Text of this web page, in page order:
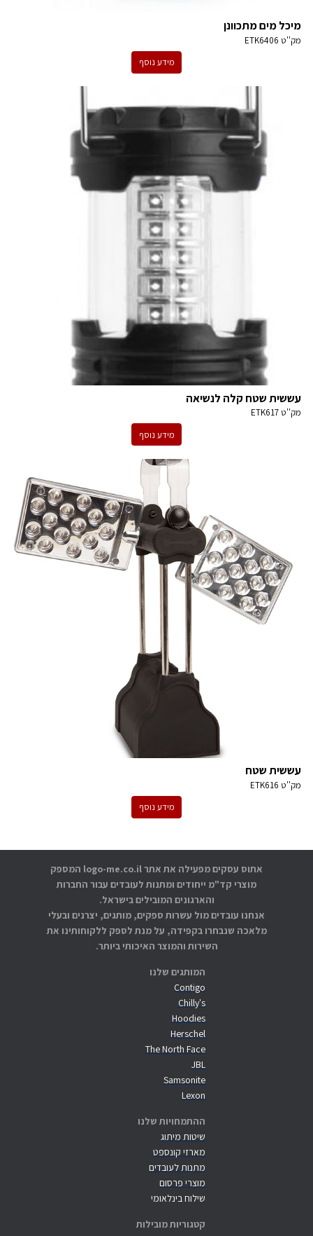
מיכל מים מתכוונן
מק''ט ETK6406
מידע נוסף
עששית שטח קלה לנשיאה
מק''טETK617
מידע נוסף
עששית שטח
מק''ט ETK616
מידע נוסף
המותגים שלנו
Contigo
Chilly's
Hoodies
Herschel
The North Face
JBL
Samsonite
Lexon
ההתמחויות שלנו
שיטות מיתוג
מארזי קונספט
מתנות לעובדים
מוצרי פרסום
שילוח בינלאומי
קטגוריות מובילות
אתוס עסקים מפעילה את אתר logo-me.co.il המספק
מוצרי קד"מ ייחודים ומתנות לעובדים עבור החברות
והארגונים המובילים בישראל.
אנחנו עובדים מול עשרות ספקים, מותגים, יצרנים ובעלי
מלאכה שנבחרו בקפידה, על מנת לספק ללקוחותינו את
השירות והמוצר האיכותי ביותר.